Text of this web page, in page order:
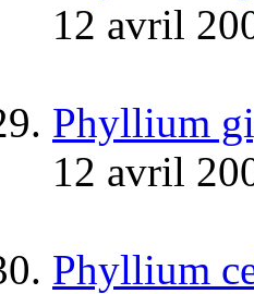
12 avril
Phyllium
12 avril
Phyllium